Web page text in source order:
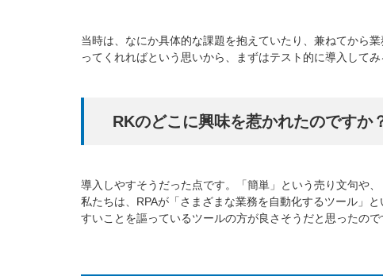
当時は、なにか具体的な課題を抱えていたり、兼ねてから
ってくれればという思いから、まずはテスト的に導入してみ
RKのどこに興味を惹かれたのですか
導入しやすそうだった点です。「簡単」という売り文句や
私たちは、RPAが「さまざまな業務を自動化するツール」
すいことを謳っているツールの方が良さそうだと思ったので